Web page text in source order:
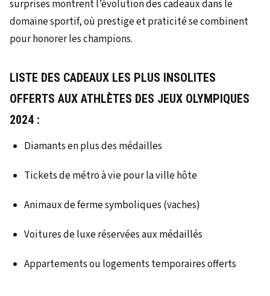
surprises montrent l’évolution des cadeaux dans le
domaine sportif, où prestige et praticité se combinent
pour honorer les champions.
LISTE DES CADEAUX LES PLUS INSOLITES
OFFERTS AUX ATHLÈTES DES JEUX OLYMPIQUES
2024 :
Diamants en plus des médailles
Tickets de métro à vie pour la ville hôte
Animaux de ferme symboliques (vaches)
Voitures de luxe réservées aux médaillés
Appartements ou logements temporaires offerts